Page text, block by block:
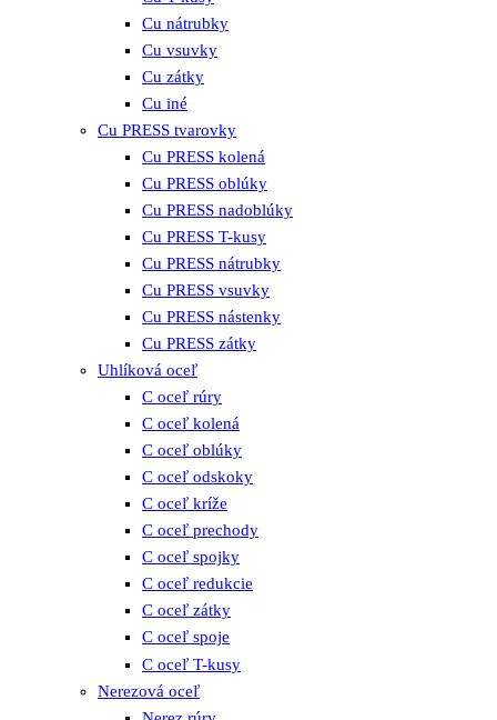
Cu nátrubky
Cu vsuvky
Cu zátky
Cu iné
Cu PRESS tvarovky
Cu PRESS kolená
Cu PRESS oblúky
Cu PRESS nadoblúky
Cu PRESS T-kusy
Cu PRESS nátrubky
Cu PRESS vsuvky
Cu PRESS nástenky
Cu PRESS zátky
Uhlíková oceľ
C oceľ rúry
C oceľ kolená
C oceľ oblúky
C oceľ odskoky
C oceľ kríže
C oceľ prechody
C oceľ spojky
C oceľ redukcie
C oceľ zátky
C oceľ spoje
C oceľ T-kusy
Nerezová oceľ